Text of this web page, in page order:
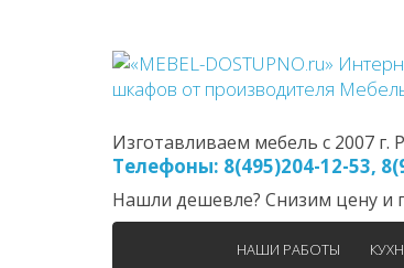
Изготавливаем мебель с 2007 г.
Телефоны: 8(495)204-12-53,
Нашли дешевле? Снизим цену и
НАШИ РАБОТЫ